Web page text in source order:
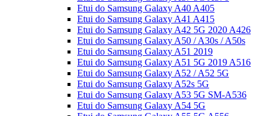
Etui do Samsung Galaxy A40 A405
Etui do Samsung Galaxy A41 A415
Etui do Samsung Galaxy A42 5G 2020 A426
Etui do Samsung Galaxy A50 / A30s / A50s
Etui do Samsung Galaxy A51 2019
Etui do Samsung Galaxy A51 5G 2019 A516
Etui do Samsung Galaxy A52 / A52 5G
Etui do Samsung Galaxy A52s 5G
Etui do Samsung Galaxy A53 5G SM-A536
Etui do Samsung Galaxy A54 5G